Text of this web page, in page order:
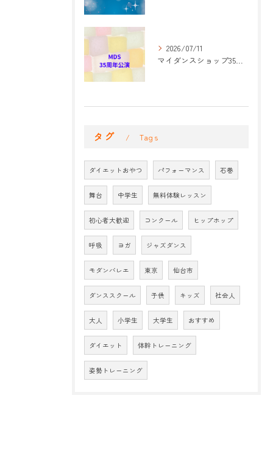
2026/07/11
マイダンスショップ35周年記念公演 振付開始
タグ Tags
ダイエットおやつ パフォーマンス 石巻
舞台 中学生 無料体験レッスン
初心者大歓迎 コンクール ヒップホップ
呼吸 ヨガ ジャズダンス
モダンバレエ 東京 仙台市
ダンススクール 子供 キッズ 社会人
大人 小学生 大学生 おすすめ
ダイエット 体幹トレーニング
姿勢トレーニング